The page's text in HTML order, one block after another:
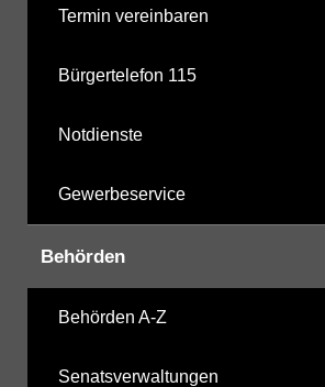
Termin vereinbaren
Bürgertelefon 115
Notdienste
Gewerbeservice
Behörden
Behörden A-Z
Senatsverwaltungen